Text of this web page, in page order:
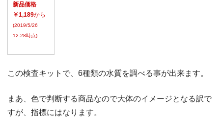
新品価格
￥1,189から
(2019/5/26
12:28時点)
この検査キットで、6種類の水質を調べる事が出来ます。
まあ、色で判断する商品なので大体のイメージとなる訳で
すが、指標にはなります。